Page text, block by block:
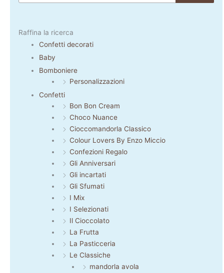
Raffina la ricerca
Confetti decorati
Baby
Bomboniere
Personalizzazioni
Confetti
Bon Bon Cream
Choco Nuance
Cioccomandorla Classico
Colour Lovers By Enzo Miccio
Confezioni Regalo
Gli Anniversari
Gli incartati
Gli Sfumati
I Mix
I Selezionati
Il Cioccolato
La Frutta
La Pasticceria
Le Classiche
mandorla avola